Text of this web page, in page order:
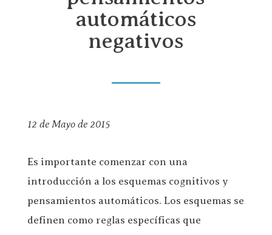
automáticos
negativos
12 de Mayo de 2015
Es importante comenzar con una
introducción a los esquemas cognitivos y
pensamientos automáticos. Los esquemas se
definen como reglas específicas que